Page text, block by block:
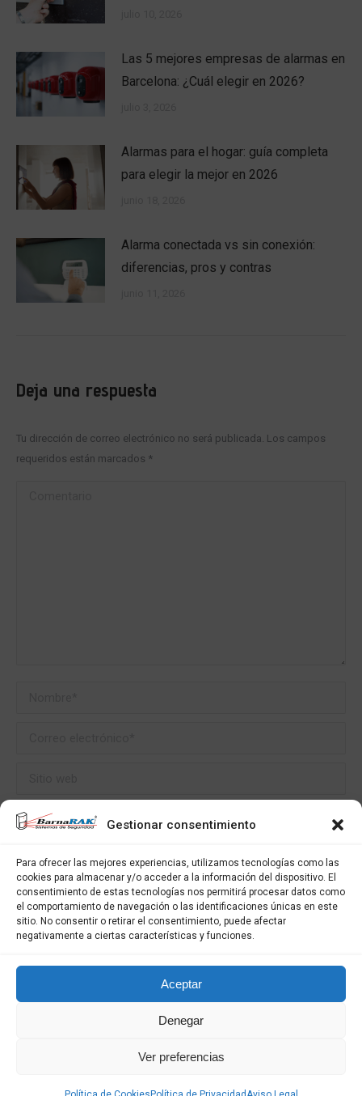
Gestionar consentimiento
Para ofrecer las mejores experiencias, utilizamos tecnologías como las
cookies para almacenar y/o acceder a la información del dispositivo. El
consentimiento de estas tecnologías nos permitirá procesar datos como
el comportamiento de navegación o las identificaciones únicas en este
sitio. No consentir o retirar el consentimiento, puede afectar
negativamente a ciertas características y funciones.
Aceptar
Denegar
Ver preferencias
Las 5 mejores empresas de alarmas en
Barcelona: ¿Cuál elegir en 2026?
Alarmas para el hogar: guía completa
para elegir la mejor en 2026
Alarma conectada vs sin conexión:
diferencias, pros y contras
Deja una respuesta
Tu dirección de correo electrónico no será publicada. Los campos
requeridos están marcados *
Save my name, email, and website in this browser for the next time I
Publicar comentario
Aviso Legal
Política de Cookies